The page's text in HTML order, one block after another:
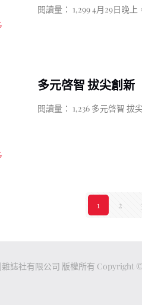
閱讀量： 1,299 4月29日晚
多元啓智 拔尖創新
閱讀量： 1,236 多元啓智
1 2
誌社有限公司 版權所有 Copyright